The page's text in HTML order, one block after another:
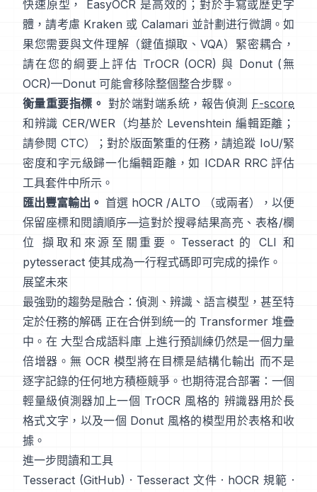
快速原型， EasyOCR 是高效的；對於手寫或歷史字
體，請考慮 Kraken 或 Calamari 並計劃进行微調。如
果您需要與文件理解（鍵值擷取、VQA）緊密耦合，
請在您的綱要上評估 TrOCR (OCR) 與 Donut (無
OCR)—Donut 可能會移除整個整合步驟。
衡量重要指標。 對於端對端系統，報告偵測 F-score
和辨識 CER/WER（均基於 Levenshtein 編輯距離；
請參閱 CTC）；對於版面繁重的任務，請追蹤 IoU/緊
密度和字元級歸一化編輯距離，如 ICDAR RRC 評估
工具套件中所示。
匯出豐富輸出。 首選 hOCR /ALTO
（或兩者），以便
保留座標和閱讀順序—這對於搜尋結果高亮、表格/欄
位 擷取和來源至關重要。Tesseract 的 CLI 和
pytesseract 使其成為一行程式碼即可完成的操作。
展望未來
最強勁的趨勢是融合：偵測、辨識、語言模型，甚至特
定於任務的解碼 正在合併到統一的 Transformer 堆疊
中。在 大型合成語料庫 上進行預訓練仍然是一個力量
倍增器。無 OCR 模型將在目標是結構化輸出 而不是
逐字記錄的任何地方積極競爭。也期待混合部署：一個
輕量級偵測器加上一個 TrOCR 風格的 辨識器用於長
格式文字，以及一個 Donut 風格的模型用於表格和收
據。
進一步閱讀和工具
Tesseract (GitHub) · Tesseract 文件 · hOCR 規範 ·